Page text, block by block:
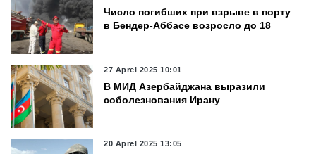
Число погибших при взрыве в порту
в Бендер-Аббасе возросло до 18
27 Aprel 2025 10:01
В МИД Азербайджана выразили
соболезнования Ирану
20 Aprel 2025 13:05